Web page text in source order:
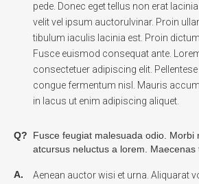
pede. Donec eget tellus non erat
velit vel ipsum auctorulvinar. Proin
tibulum iaculis lacinia est. Proin
Fusce euismod consequat ante.
consectetuer adipiscing elit.
congue fermentum nisl. Mauris
in lacus ut enim adipiscing aliquet.
Q?
Fusce feugiat malesuada odio. Morbi
atcursus neluctus a lorem. Maecenas
A.
Aenean auctor wisi et urna. Aliquarat